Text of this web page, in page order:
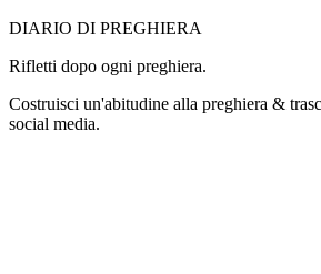
DIARIO DI PREGHIERA
Rifletti dopo ogni preghiera.
Costruisci un'abitudine alla preghiera &
social media.